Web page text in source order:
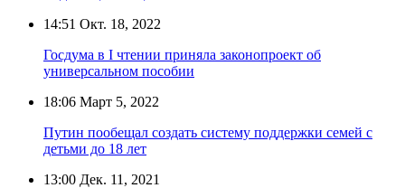
14:51 Окт. 18, 2022
Госдума в I чтении приняла законопроект об
универсальном пособии
18:06 Март 5, 2022
Путин пообещал создать систему поддержки семей с
детьми до 18 лет
13:00 Дек. 11, 2021